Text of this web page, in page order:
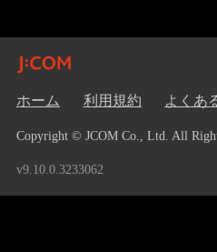
ホーム 利用規約 よくあ
Copyright © JCOM Co., Ltd. All
v9.10.0.3233062